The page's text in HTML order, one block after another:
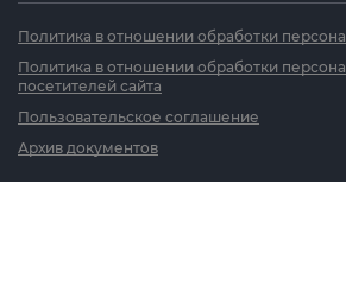
Политика в отношении обработки
Политика в отношении обработки
посетителей сайта
Пользовательское соглашение
Архив документов